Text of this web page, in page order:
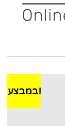
במבצע!